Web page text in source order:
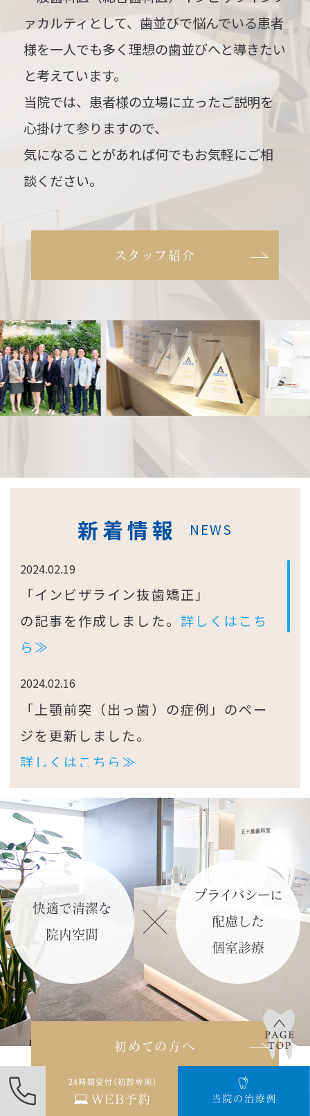
ァカルティとして、歯並びで悩んでいる患者
様を一人でも多く理想の歯並びへと導きたい
と考えています。
当院では、患者様の立場に立ったご説明を
心掛けて参りますので、
気になることがあれば何でもお気軽にご相
談ください。
スタッフ紹介
新着情報 NEWS
2024.02.19
「インビザライン抜歯矯正」
の記事を作成しました。 詳しくはこち
ら≫
2024.02.16
「上顎前突（出っ歯）の症例」のペー
ジを更新しました。
詳しくはこちら≫
2024.02.13
「リモートチェック（遠隔モニタリン
グ）」
の記事を作成しました。詳しくはこち
ら≫
2024.02.11
「光加速矯正装置（オルソパルス）」
のページを更新しました。
詳しくはこちら≫
「矯正年齢別のお悩みについて」の記
事を更新しました。
快適で清潔な
院内空間
プライバシーに
配慮した
個室診療
初めての方へ